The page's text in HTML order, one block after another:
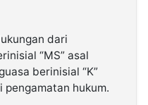
dari
“MS” asal
berinisial “K”
hukum.